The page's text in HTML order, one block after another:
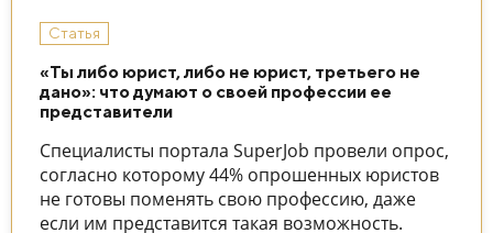
Статья
«Ты либо юрист, либо не юрист, третьего не
дано»: что думают о своей профессии ее
представители
Специалисты портала SuperJob провели опрос,
согласно которому 44% опрошенных юристов
не готовы поменять свою профессию, даже
если им представится такая возможность.